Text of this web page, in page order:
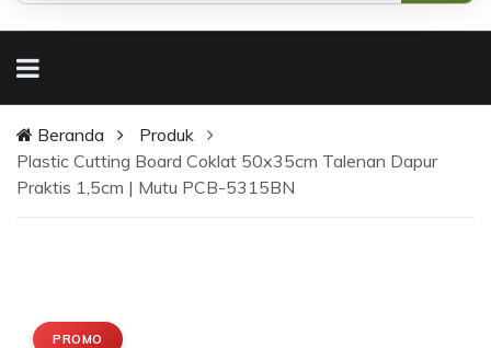
Beranda
Produk
Plastic Cutting Board Coklat 50x35cm Talenan Dapur
Praktis 1,5cm | Mutu PCB-5315BN
PROMO